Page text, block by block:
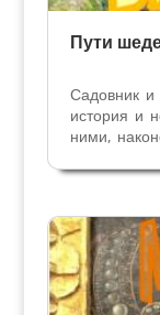
Пути
Садовник и
история и
ними,